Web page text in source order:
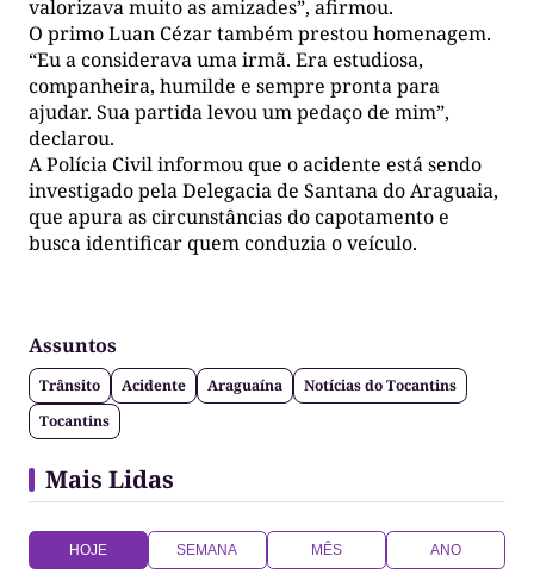
valorizava muito as amizades”, afirmou.
O primo Luan Cézar também prestou homenagem.
“Eu a considerava uma irmã. Era estudiosa,
companheira, humilde e sempre pronta para
ajudar. Sua partida levou um pedaço de mim”,
declarou.
A Polícia Civil informou que o acidente está sendo
investigado pela Delegacia de Santana do Araguaia,
que apura as circunstâncias do capotamento e
busca identificar quem conduzia o veículo.
Assuntos
Trânsito Acidente Araguaína
Notícias do Tocantins
Tocantins
Mais Lidas
HOJE SEMANA MÊS ANO